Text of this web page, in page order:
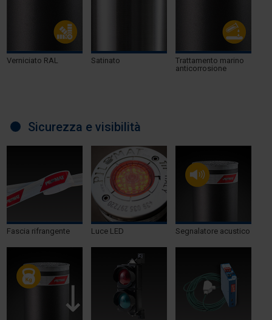
Verniciato RAL Satinato
Trattamento marino
anticorrosione
Sicurezza e visibilità
Fascia rifrangente Luce LED Segnalatore acustico